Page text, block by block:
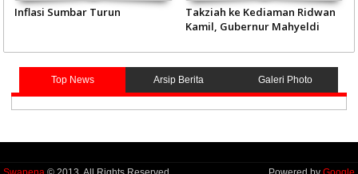
Inflasi Sumbar Turun
Takziah ke Kediaman Ridwan
Kamil, Gubernur Mahyeldi
Top News Arsip Berita Galeri Photo